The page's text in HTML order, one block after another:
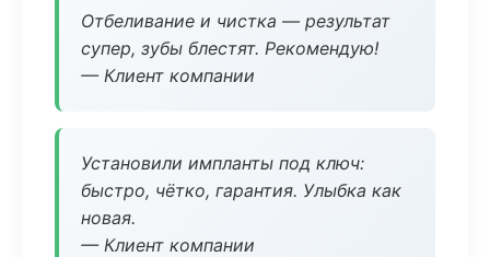
Отбеливание и чистка — результат
супер, зубы блестят. Рекомендую!
— Клиент компании
Установили импланты под ключ:
быстро, чётко, гарантия. Улыбка как
новая.
— Клиент компании